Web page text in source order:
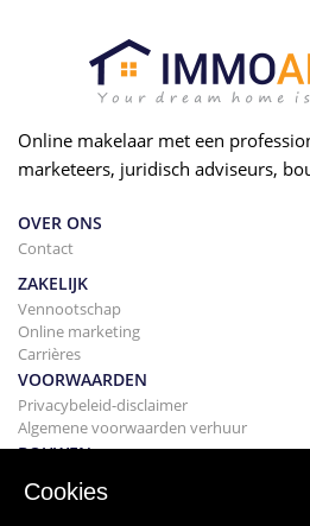
Online makelaar met een
marketeers, juridisch adviseurs,
OVER ONS
Contact
ZAKELIJK
Vennootschap
Online marketing
Carrières
VOORWAARDEN
Privacybeleid-disclaimer
Algemene voorwaarden verhuur
BOUWEN
Projecten
Cookies